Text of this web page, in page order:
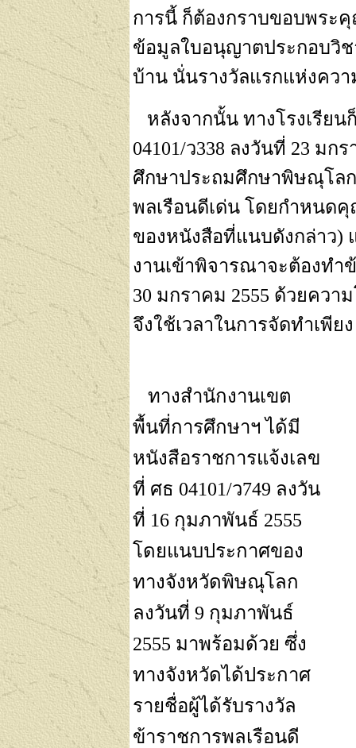
การนี้ ก็ต้องกราบขอบพระ
ข้อมูลใบอนุญาตประกอบวิ
บ้าน นั่นรางวัลแรกแห่งคว
หลังจากนั้น ทางโรงเรียน
04101/ว338 ลงวันที่ 23 มก
ศึกษาประถมศึกษาพิษณุโล
พลเรือนดีเด่น โดยกำหนด
ของหนังสือที่แนบดังกล่าว)
งานเข้าพิจารณาจะต้องท
30 มกราคม 2555 ด้วยควา
จึงใช้เวลาในการจัดทำเพีย
ทางสำนักงานเขต
พื้นที่การศึกษาฯ ได้มี
หนังสือราชการแจ้งเลข
ที่ ศธ 04101/ว749 ลงวัน
ที่ 16 กุมภาพันธ์ 2555
โดยแนบประกาศของ
ทางจังหวัดพิษณุโลก
ลงวันที่ 9 กุมภาพันธ์
2555 มาพร้อมด้วย ซึ่ง
ทางจังหวัดได้ประกาศ
รายชื่อผู้ได้รับรางวัล
ข้าราชการพลเรือนดี